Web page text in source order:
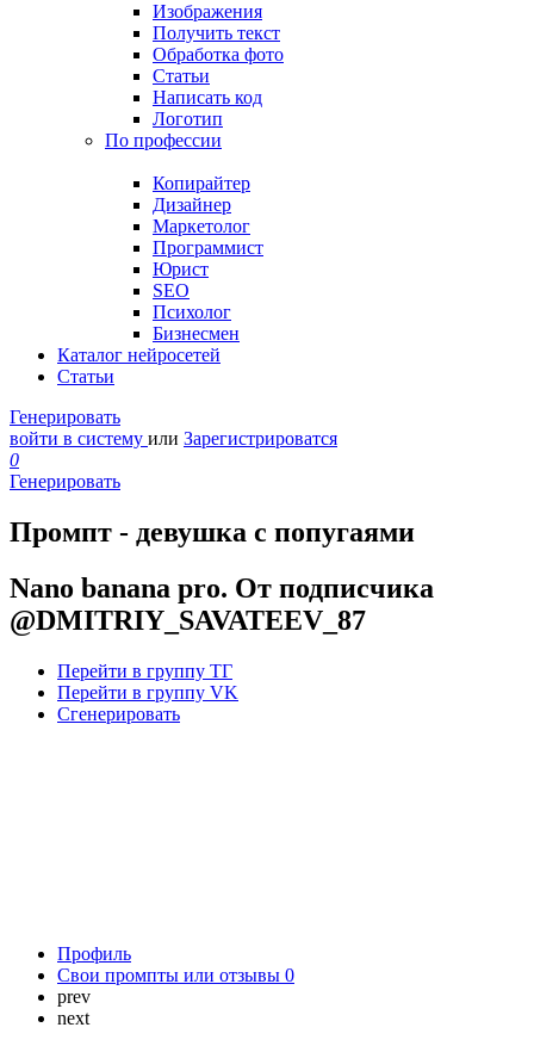
Изображения
Получить текст
Обработка фото
Статьи
Написать код
Логотип
По профессии
Копирайтер
Дизайнер
Маркетолог
Программист
Юрист
SEO
Психолог
Бизнесмен
Каталог нейросетей
Статьи
Генерировать
войти в систему или Зарегистрироватся
0
Генерировать
Промпт - девушка с попугаями
Nano banana pro. От подписчика
@DMITRIY_SAVATEEV_87
Перейти в группу ТГ
Перейти в группу VK
Сгенерировать
Профиль
Свои промпты или отзывы 0
prev
next